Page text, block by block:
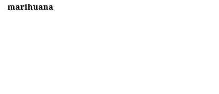
marihuana.